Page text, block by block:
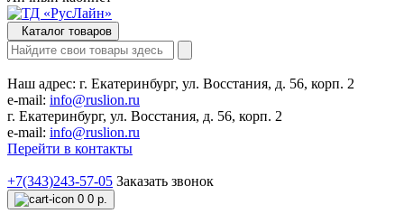
Каталог товаров
Наш адрес: г. Екатеринбург, ул. Восстания, д. 56, корп. 2
e-mail: info@ruslion.ru
г. Екатеринбург, ул. Восстания, д. 56, корп. 2
e-mail: info@ruslion.ru
Перейти в контакты
+7(343)243-57-05 Заказать звонок
0 0 р.